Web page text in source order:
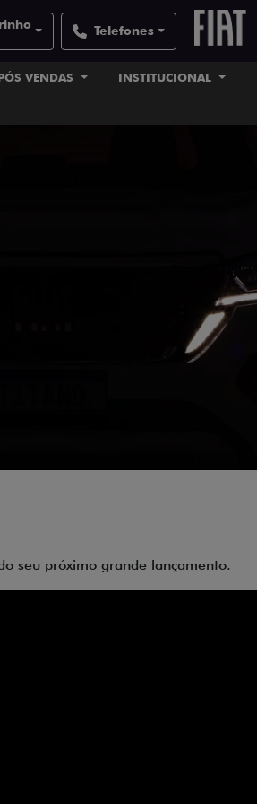
Telefones
VENDAS INSTITUCIONAL
seu próximo grande lançamento.